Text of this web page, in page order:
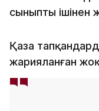
сыныпты ішінен
Қаза
жарияланған